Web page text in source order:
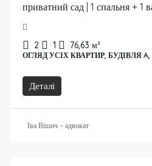
приватний сад | 1 спальня + 1
2 1 76,63 м²
ОГЛЯД УСІХ КВАРТИР, БУДІВЛЯ
Деталі
Іва Вішич – адвокат